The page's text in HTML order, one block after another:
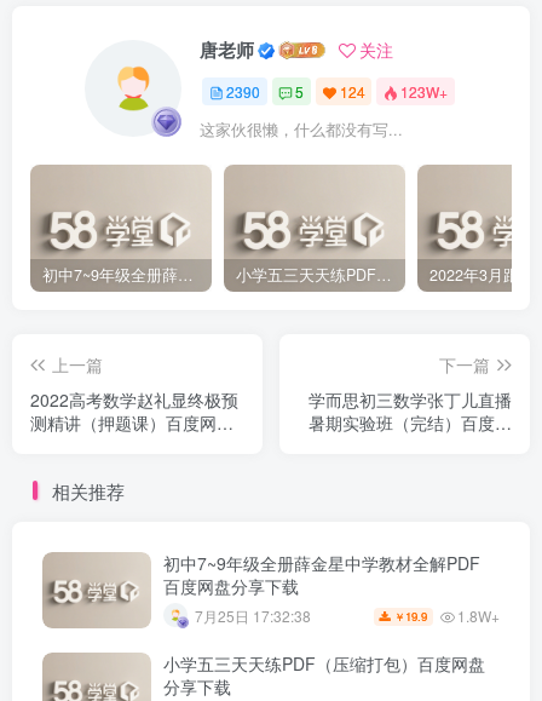
唐老师 关注
2390 5 124 123W+
这家伙很懒，什么都没有写...
初中7~9年级全册薛金星中学教材全解PDF 百度网盘分享下载 小学五三天天练PDF（压缩打包）百度网盘分享下载
上一篇
2022高考数学赵礼显终极预
测精讲（押题课）百度网盘
下一篇
学而思初三数学张丁儿直播
暑期实验班（完结）百度网
相关推荐
初中7~9年级全册薛金星中学教材全解PDF
百度网盘分享下载
7月25日 17:32:38 ￥ 19.9 1.8W+
小学五三天天练PDF（压缩打包）百度网盘
分享下载